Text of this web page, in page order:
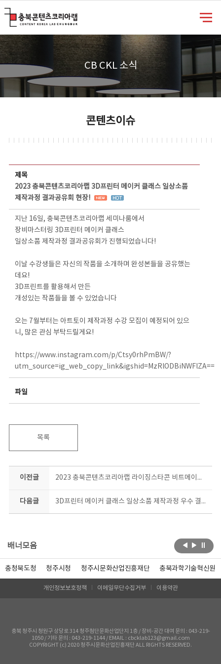
CB CKL 소식
콘텐츠이슈
제목
2023 충북콘텐츠코리아랩 3D프린터 메이커 클래스 일상소품
제작과정 결과공유회 현장!
지난 16일, 충북콘텐츠코리아랩 세미나룸에서
장비마스터링 3D프린터 메이커 클래스
일상소품 제작과정 결과공유회가 진행되었습니다!
이날 수강생들은 자신의 작품을 소개하며 완성본들을 공유했는
데요!
3D프린트를 활용해서 만든
개성있는 작품들을 볼 수 있었습니다
오는 7월부터는 아트토이 제작과정 수강 모집이 예정되어 있으
니, 많은 관심 부탁드릴게요!
https://www.instagram.com/p/Ctsy0rhPmBW/?
utm_source=ig_web_copy_link&igshid=MzRlODBiNWFlZA==
파일
목록
이전글 2023 충북콘텐츠코리아랩 라이징스타콘 비트메이킹 기초과정 결과공유회 현장!
다음글 3D프린터 메이커 클래스 일상소품 제작과정 우수 결과물 공개!
배너모음
충청북도청 청주시청 청주시문화산업진흥재단 충북과학기술혁신원
개인정보보호정책 이메일무단수집거부 이용약관
충북 청주시 청원구 상당로 314 청주첨단문화산업단지 1층 / 장비-공간 대여 문의 : 043-219-
1050 / 기타 문의 : 043-219-1144 / EMAIL : cbcklab123@gmail.com
COPYRIGHT (c) 2020 청주시문화산업진흥재단 ALL RIGHTS RESERVED.